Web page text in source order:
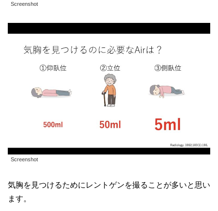
Screenshot
Screenshot
気胸を見つけるためにレントゲンを撮ることが多いと思い
ます。